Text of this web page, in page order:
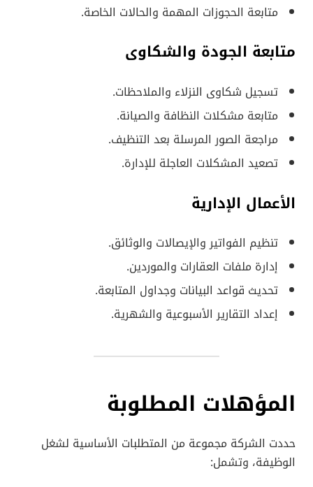
متابعة الحجوزات المهمة والحالات الخاصة.
متابعة الجودة والشكاوى
تسجيل شكاوى النزلاء والملاحظات.
متابعة مشكلات النظافة والصيانة.
مراجعة الصور المرسلة بعد التنظيف.
تصعيد المشكلات العاجلة للإدارة.
الأعمال الإدارية
تنظيم الفواتير والإيصالات والوثائق.
إدارة ملفات العقارات والموردين.
تحديث قواعد البيانات وجداول المتابعة.
إعداد التقارير الأسبوعية والشهرية.
المؤهلات المطلوبة
حددت الشركة مجموعة من المتطلبات الأساسية لشغل
الوظيفة، وتشمل: